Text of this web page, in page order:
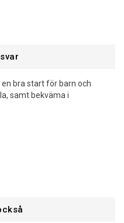
bra start för barn och
samt bekväma i